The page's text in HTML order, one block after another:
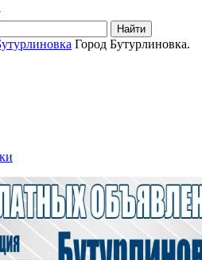
Найти
Город Бутурлиновка.